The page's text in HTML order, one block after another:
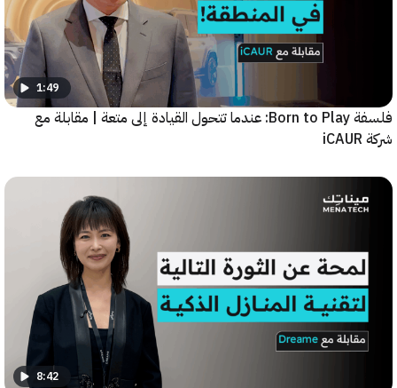
1:49
فلسفة Born to Play: عندما تتحول القيادة إلى متعة | مقابلة مع
8:42